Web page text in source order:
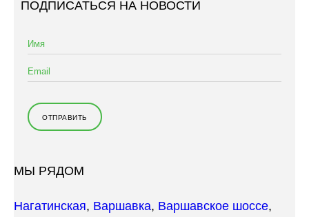
ПОДПИСАТЬСЯ НА НОВОСТИ
МЫ РЯДОМ
Нагатинская, Варшавка, Варшавское шоссе,